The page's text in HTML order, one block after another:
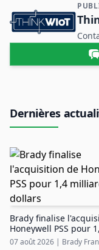
Contact et
Dernières
Brady finalise
Honeywell PSS pour
milliard de dollars
07 août 2026 | Brady